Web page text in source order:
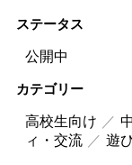
ステータス
公開中
カテゴリー
高校生向け
ィ・交流
遊